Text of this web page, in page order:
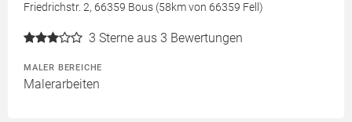
Friedrichstr. 2, 66359 Bous (58km von 66359 Fell)
3 Sterne aus 3 Bewertungen
MALER BEREICHE
Malerarbeiten